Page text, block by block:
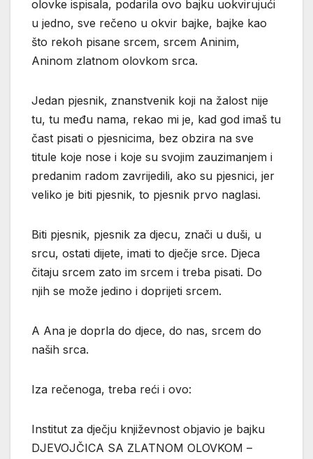
olovke ispisala, podarila ovo bajku uokvirujući
u jedno, sve rečeno u okvir bajke, bajke kao
što rekoh pisane srcem, srcem Aninim,
Aninom zlatnom olovkom srca.
Jedan pjesnik, znanstvenik koji na žalost nije
tu, tu među nama, rekao mi je, kad god imaš tu
čast pisati o pjesnicima, bez obzira na sve
titule koje nose i koje su svojim zauzimanjem i
predanim radom zavrijedili, ako su pjesnici, jer
veliko je biti pjesnik, to pjesnik prvo naglasi.
Biti pjesnik, pjesnik za djecu, znači u duši, u
srcu, ostati dijete, imati to dječje srce. Djeca
čitaju srcem zato im srcem i treba pisati. Do
njih se može jedino i doprijeti srcem.
A Ana je doprla do djece, do nas, srcem do
naših srca.
Iza rečenoga, treba reći i ovo:
Institut za dječju književnost objavio je bajku
DJEVOJČICA SA ZLATNOM OLOVKOM –